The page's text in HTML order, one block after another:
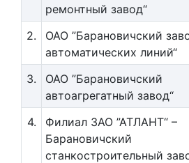
ремонтный завод“
2.
ОАО ”Барановичский
автоматических линий“
3.
ОАО ”Барановичский
автоагрегатный завод“
4.
Филиал ЗАО ”АТЛАНТ“ –
Барановичский
станкостроительный